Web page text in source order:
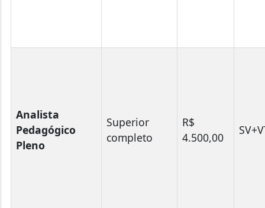
Analista
Pedagógico
Pleno
Superior
completo
R$
4.500,00